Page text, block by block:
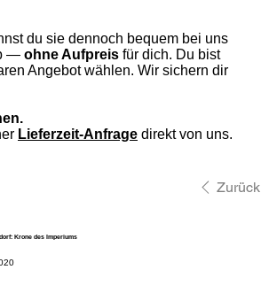
du sie dennoch bequem bei uns
— ohne Aufpreis für dich. Du bist
Angebot wählen. Wir sichern dir
Lieferzeit-Anfrage direkt von uns.
Zurück
Krone des Imperiums